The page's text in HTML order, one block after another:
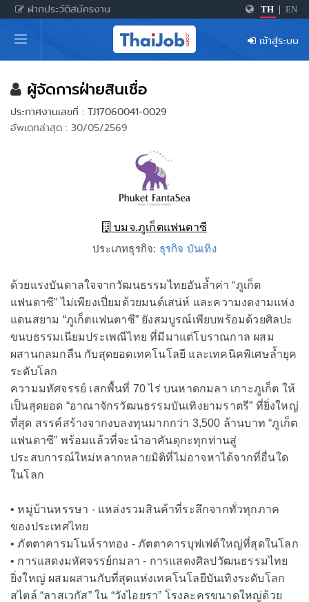
ฝากประวัติสมัครงาน TH EN
หน้าหลัก
ผู้สมัครงาน: เข้าสู่ระบบ
ฝากประวัติสมัครงาน
เกร็ดความรู้
เข้าสู่ระบบ
ผู้จัดการฝ่ายสินเชื่อ
ประกาศงานเลขที่ : TJ17060041-0029
อัพเดทล่าสุด : 30/05/2569
บมจ.ภูเก็ตแฟนตาซี
ประเภทธุรกิจ: ธุรกิจ บันเทิง
ด้วยแรงบันดาลใจจากวัฒนธรรมไทยอันล้ำค่า “ภูเก็ต
แฟนตาซี” ไม่เพียงเปี่ยมด้วยมนต์เสน่ห์ และความงดงามแห่ง
แดนสยาม “ภูเก็ตแฟนตาซี” ยังสมบูรณ์เพียบพร้อมด้วยศิลปะ
ขนบธรรมเนียมประเพณีไทย ที่มีมาแต่โบราณกาล ผสม
ผสานกลมกลืน กับสุดยอดเทคโนโลยี และเทคนิคพิเศษล้ำยุค
ระดับโลก
ความมหัศจรรย์ เสกพื้นที่ 70 ไร่ บนหาดกมลา เกาะภูเก็ต ให้
เป็นสุดยอด “อาณาจักรวัฒนธรรมบันเทิงยามราตรี” ที่ยิ่งใหญ่
ที่สุด สรรค์สร้างจากงบลงทุนมากกว่า 3,500 ล้านบาท “ภูเก็ต
แฟนตาซี” พร้อมแล้วที่จะนำอาคันตุกะทุกท่านสู่
ประสบการณ์ใหม่หลากหลายมิติที่ไม่อาจหาได้จากที่อื่นใด
ในโลก
• หมู่บ้านหรรษา - แหล่งรวมสินค้าที่ระลึกจากทั่วทุกภาค
ของประเทศไทย
• ภัตตาคารมโนห์ราทอง - ภัตตาคารบุฟเฟต์ใหญ่ที่สุดในโลก
• การแสดงมหัศจรรย์กมลา - การแสดงศิลปวัฒนธรรมไทย
ยิ่งใหญ่ ผสมผสานกับที่สุดแห่งเทคโนโลยีบันเทิงระดับโลก
สไตล์ “ลาสเวกัส” ใน “วังไอยรา” โรงละครขนาดใหญ่ด้วย